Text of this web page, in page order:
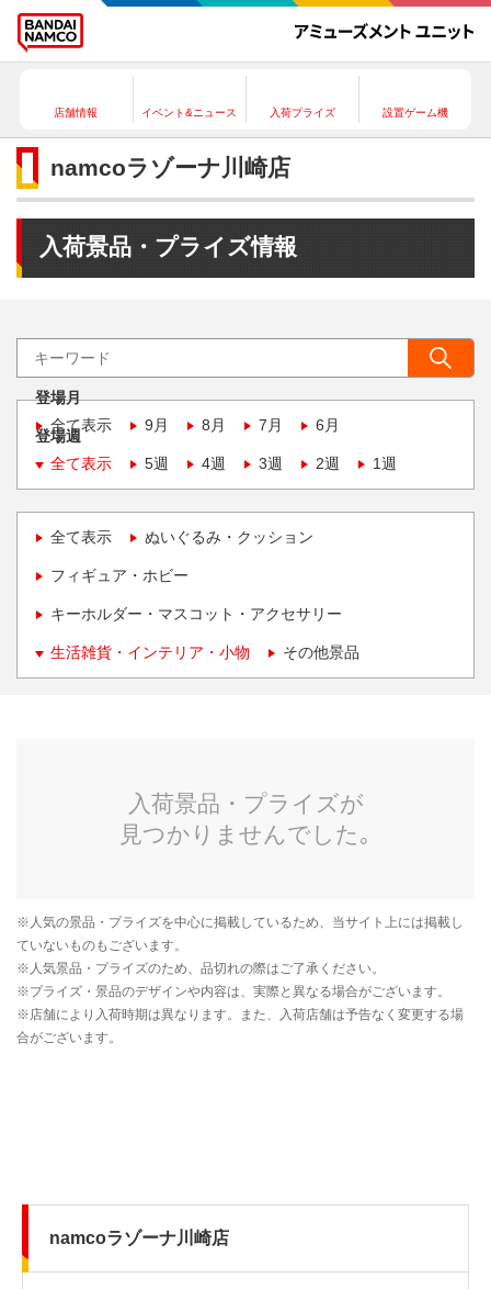
店舗情報 イベント&ニュース 入荷プライズ 設置ゲーム機
namcoラゾーナ川崎店
入荷景品・プライズ情報
登場月
全て表示
9月 8月 7月 6月
登場週
全て表示
5週 4週 3週 2週 1週
全て表示 ぬいぐるみ・クッション
フィギュア・ホビー
キーホルダー・マスコット・アクセサリー
生活雑貨・インテリア・小物 その他景品
namcoラゾーナ川崎店